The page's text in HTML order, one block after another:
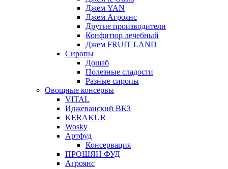
Джем YAN
Джем Агроянс
Другие производители
Конфитюр лечебный
Джем FRUIT LAND
Сиропы
Дошаб
Полезные сладости
Разные сиропы
Овощные консервы
VITAL
Иджеванский ВКЗ
KERAKUR
Wosky
Артфуд
Консервация
ПРОШЯН ФУД
Агроянс